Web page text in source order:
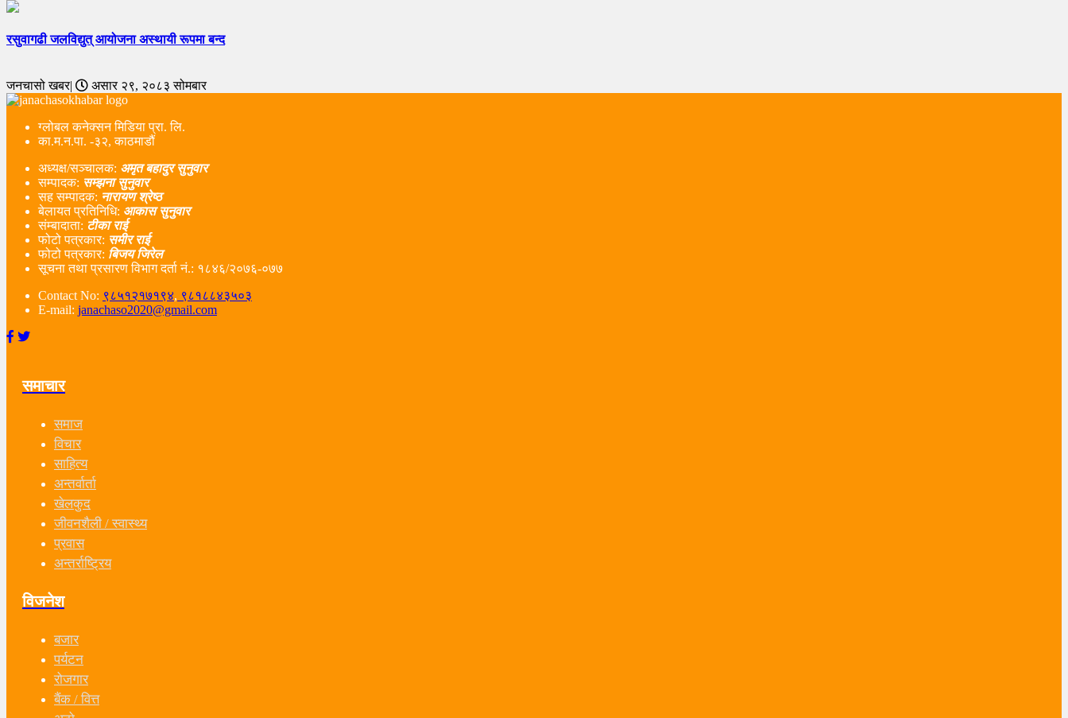
रसुवागढी जलविद्युत् आयोजना अस्थायी रूपमा बन्द
जनचासो खबर| असार २९, २०८३ सोमबार
ग्लोबल कनेक्सन मिडिया प्रा. लि.
का.म.न.पा. -३२, काठमाडौं
अध्यक्ष/सञ्चालक: अमृत बहादुर सुनुवार
सम्पादक: सम्झना सुनुवार
सह सम्पादक: नारायण श्रेष्ठ
बेलायत प्रतिनिधि: आकास सुनुवार
संम्बादाता: टीका राई
फोटो पत्रकार: समीर राई
फोटो पत्रकार: बिजय जिरेल
सूचना तथा प्रसारण विभाग दर्ता नं‌.: १८४६/२०७६-०७७
Contact No: ९८५१२१७१९४, ९८१८८४३५०३
E-mail: janachaso2020@gmail.com
समाचार
समाज
विचार
साहित्य
अन्तर्वार्ता
खेलकुद
जीवनशैली / स्वास्थ्य
प्रवास
अन्तर्राष्ट्रिय
विजनेश
बजार
पर्यटन
रोजगार
बैंक / वित्त